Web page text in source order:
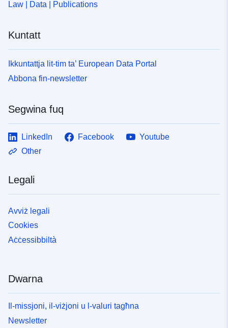
Law | Data | Publications
Kuntatt
Ikkuntattja lit-tim ta’ European Data Portal
Abbona fin-newsletter
Segwina fuq
LinkedIn Facebook
Youtube
Other
Legali
Avviż legali
Cookies
Aċċessibbiltà
Dwarna
Il-missjoni, il-viżjoni u l-valuri tagħna
Newsletter